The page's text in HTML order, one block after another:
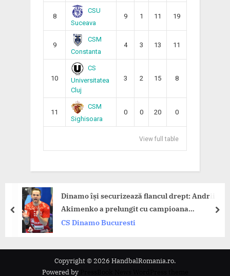
8
CSU
Suceava
9 1 11 19
9
CSM
Constanta
4 3 13 11
10
CS
Universitatea
Cluj
3 2 15 8
11
CSM
Sighisoara
0 0 20 0
View full table
Dinamo își securizează flancul drept: Andrii
Akimenko a prelungit cu campioana
României!
CS Dinamo Bucuresti
prev
Copyright © 2026 HandbalRomania.ro.
Powered by